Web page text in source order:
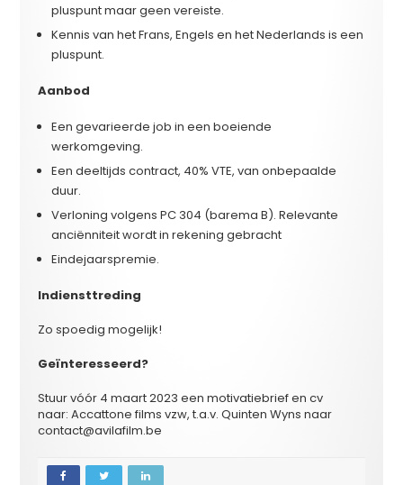
pluspunt maar geen vereiste.
Kennis van het Frans, Engels en het Nederlands is een
pluspunt.
Aanbod
Een gevarieerde job in een boeiende
werkomgeving.
Een deeltijds contract, 40% VTE, van onbepaalde
duur.
Verloning volgens PC 304 (barema B). Relevante
anciënniteit wordt in rekening gebracht
Eindejaarspremie.
Indiensttreding
Zo spoedig mogelijk!
Geïnteresseerd?
Stuur vóór 4 maart 2023 een motivatiebrief en cv
naar: Accattone films vzw, t.a.v. Quinten Wyns naar
contact@avilafilm.be